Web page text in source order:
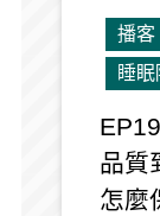
播客
睡
品質
怎麼